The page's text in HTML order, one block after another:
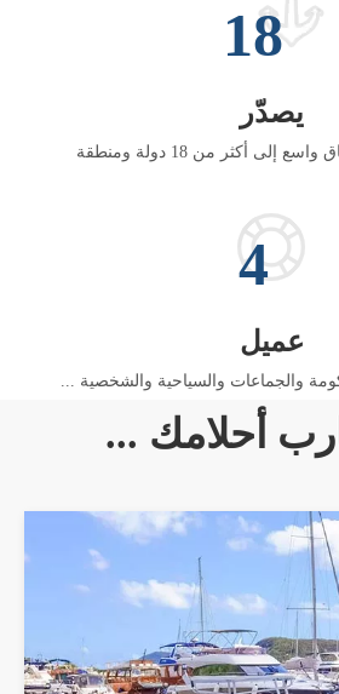
18
يصدّر
إلى أكثر من 18 دولة ومنطقة
4
عميل
والجماعات والسياحية والشخصية ...
أحلامك ...